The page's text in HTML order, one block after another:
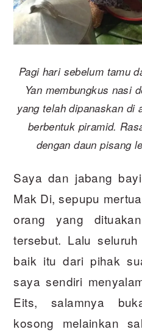
Pagi hari sebelum tamu
Yan membungkus nasi
yang telah dipanaskan di
berbentuk piramid.
dengan daun pisang
Saya dan jabang
Mak Di, sepupu
orang yang
tersebut. Lalu
baik itu dari pihak
saya sendiri
Eits, salamnya
kosong melainkan